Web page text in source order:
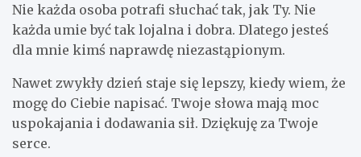
Nie każda osoba potrafi słuchać tak, jak Ty. Nie
każda umie być tak lojalna i dobra. Dlatego jesteś
dla mnie kimś naprawdę niezastąpionym.
Nawet zwykły dzień staje się lepszy, kiedy wiem, że
mogę do Ciebie napisać. Twoje słowa mają moc
uspokajania i dodawania sił. Dziękuję za Twoje
serce.